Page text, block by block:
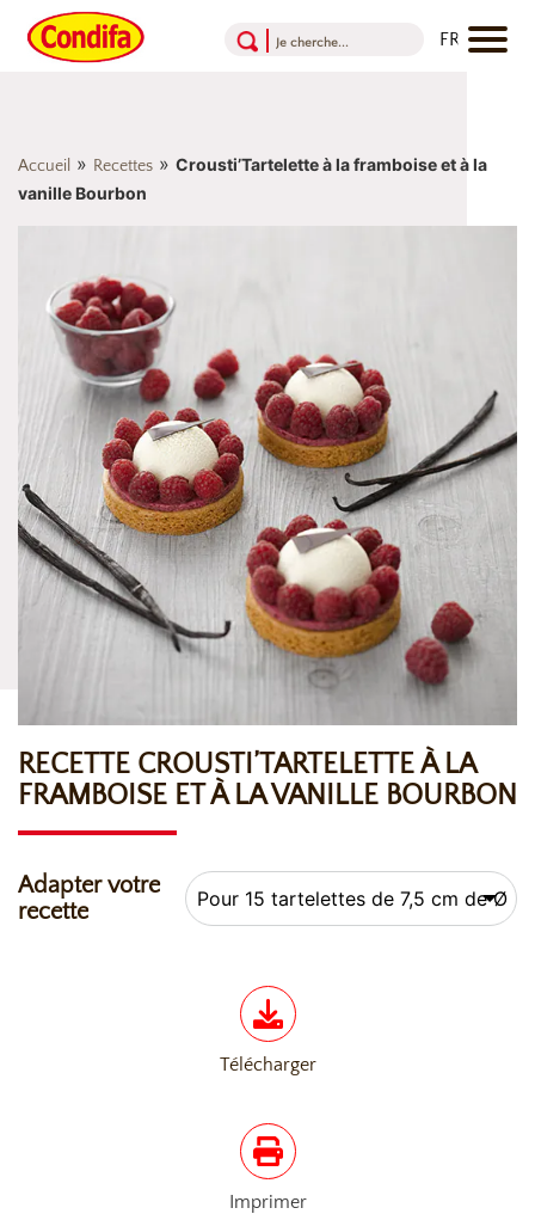
Accueil » Recettes » Crousti’Tartelette à la framboise et à la
vanille Bourbon
RECETTE CROUSTI’TARTELETTE À LA
FRAMBOISE ET À LA VANILLE BOURBON
Adapter votre
recette
Télécharger
Imprimer